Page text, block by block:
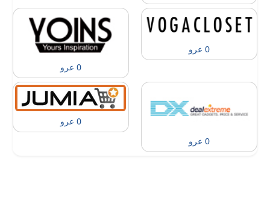
0 عرو
0 عرو
0 عرو
0 عرو